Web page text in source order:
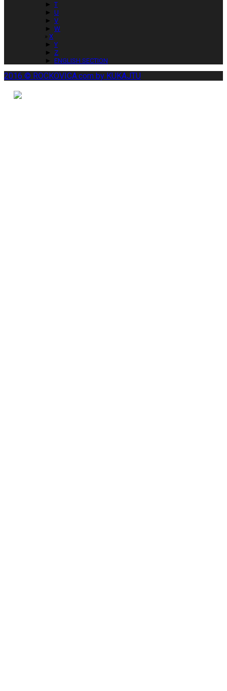
► T
► U
► V
► W
X
► Y
► Z
► ENGLISH SECTION
2016 © ROCKOVICA.com by KUKAJTU